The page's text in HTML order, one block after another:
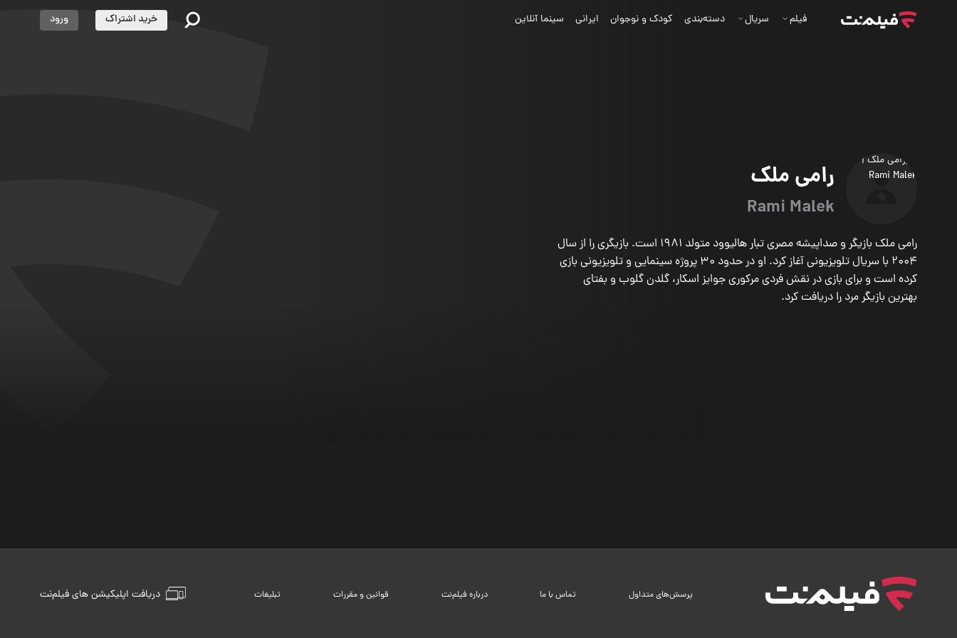
رامی ملک
Rami Malek
رامی ملک بازیگر و صداپیشه مصری تبار هالیوود متولد 1981 است. بازیگری را از سال
2004 با سریال تلویزیونی آغاز کرد. او در حدود 30 پروژه سینمایی و تلویزیونی بازی
کرده است و برای بازی در نقش فردی مرکوری جوایز اسکار، گلدن گلوب و بفتای
بهترین بازیگر مرد را دریافت کرد.
فیلم سریال دسته‌بندی کودک و نوجوان ایرانی سینما آنلاین خرید اشتراک ورود
دریافت اپلیکیشن های فیلم‌نت پرسش‌های متداول تماس با ما درباره فیلم‌نت قوانین و مقررات تبلیغات